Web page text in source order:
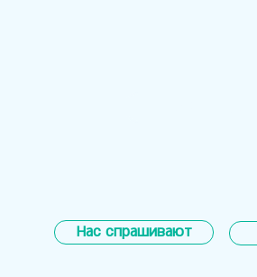
Нас спрашивают